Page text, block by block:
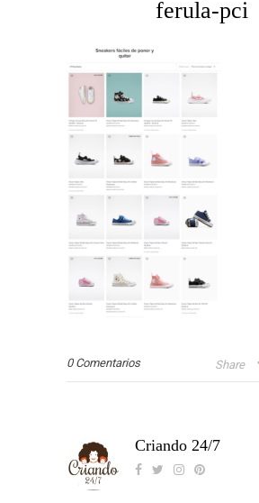
ferula-pci
0 Comentarios Share
Criando 24/7